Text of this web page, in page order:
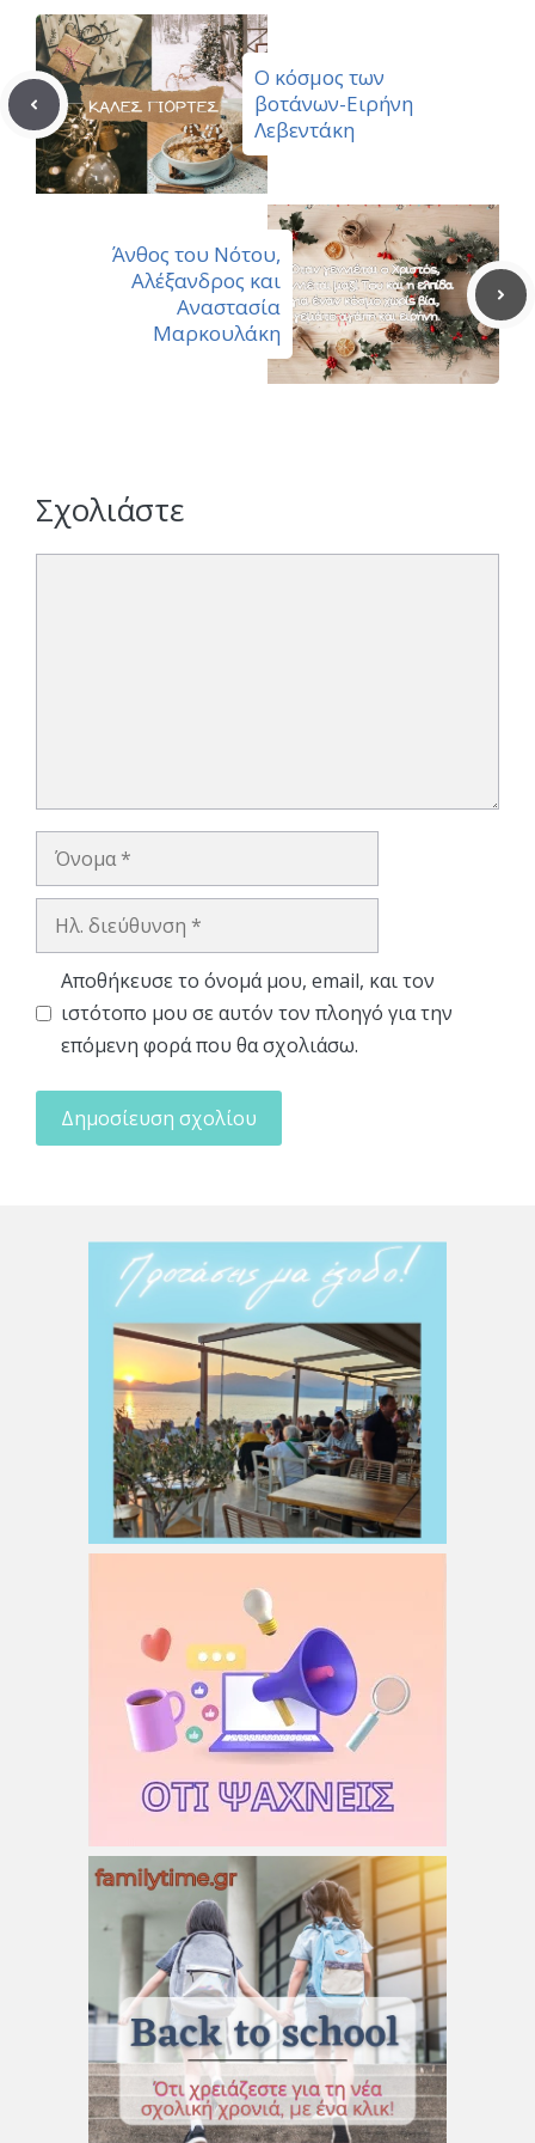
Ο κόσμος των
βοτάνων-Ειρήνη
Λεβεντάκη
Άνθος του Νότου,
Αλέξανδρος και
Αναστασία
Μαρκουλάκη
Σχολιάστε
Όνομα
Ηλ.
Αποθήκευσε το όνομά μου, email, και τον
ιστότοπο μου σε αυτόν τον πλοηγό για την
επόμενη φορά που θα σχολιάσω.